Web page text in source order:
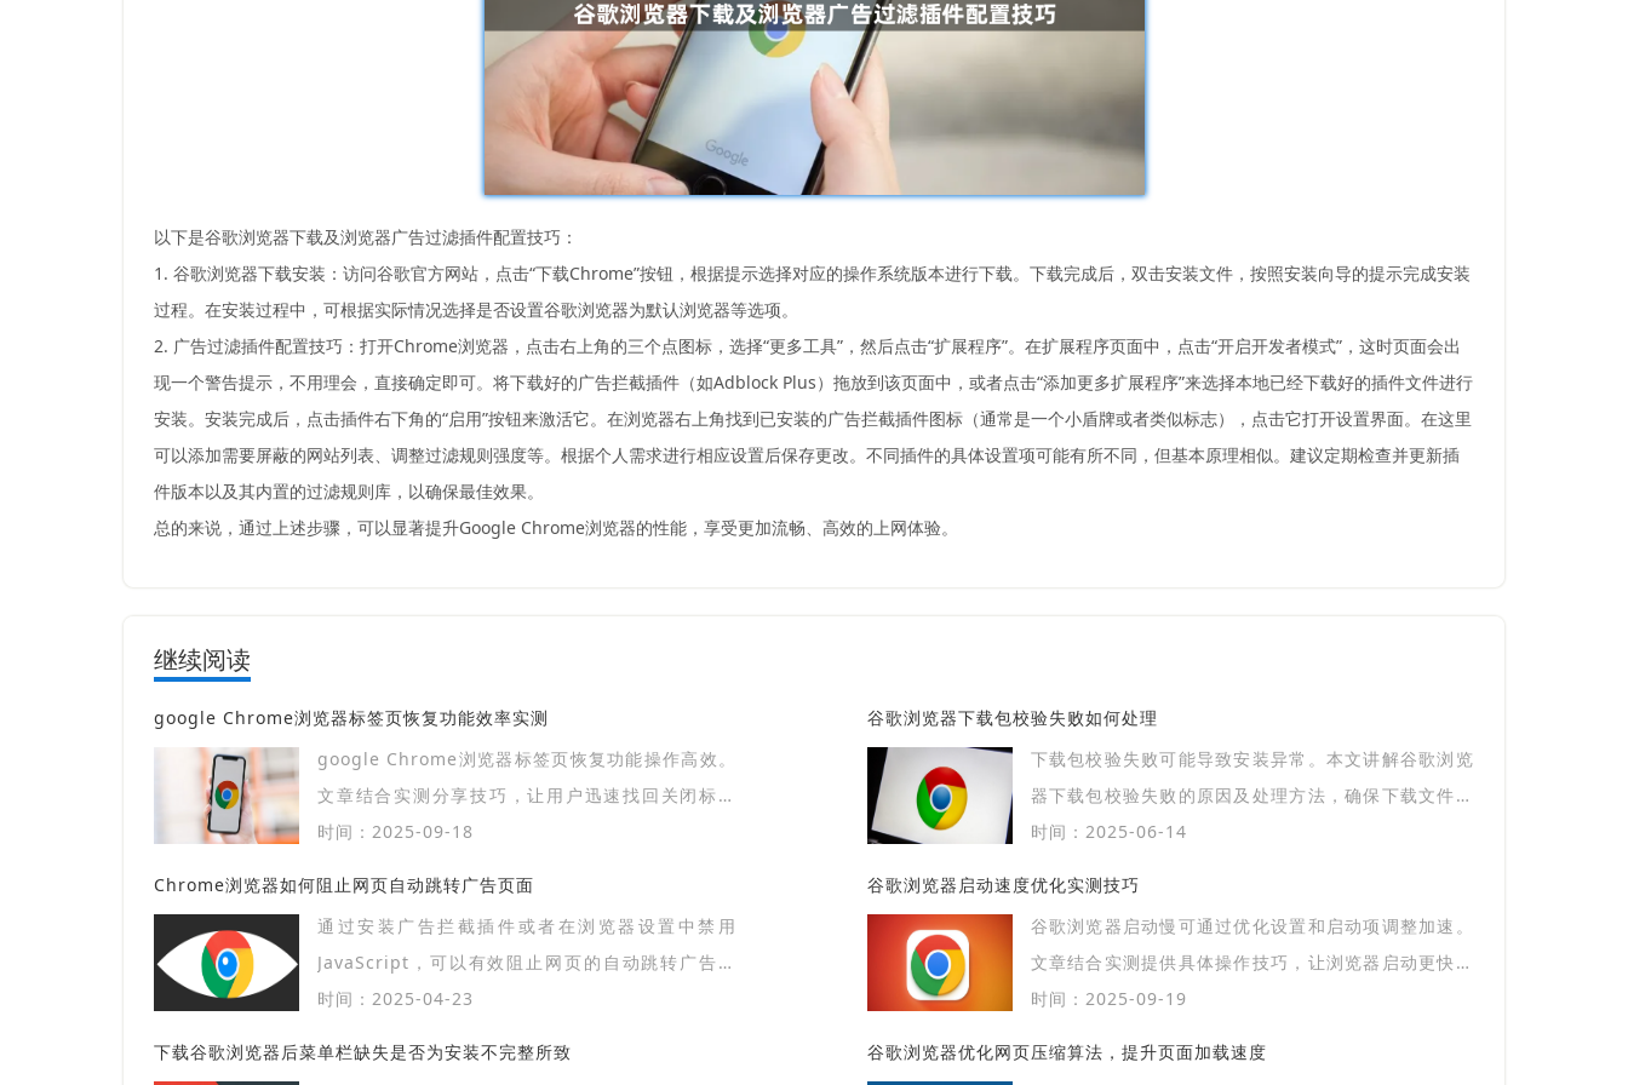
以下是谷歌浏览器下载及浏览器广告过滤插件配置技巧：
1. 谷歌浏览器下载安装：访问谷歌官方网站，点击“下载Chrome”按钮，根据提示选择对应的操作系统版本进行下载。下载完成后，双击安装文件，按照安装向导的提示完成安装
过程。在安装过程中，可根据实际情况选择是否设置谷歌浏览器为默认浏览器等选项。
2. 广告过滤插件配置技巧：打开Chrome浏览器，点击右上角的三个点图标，选择“更多工具”，然后点击“扩展程序”。在扩展程序页面中，点击“开启开发者模式”，这时页面会出
现一个警告提示，不用理会，直接确定即可。将下载好的广告拦截插件（如Adblock Plus）拖放到该页面中，或者点击“添加更多扩展程序”来选择本地已经下载好的插件文件进行
安装。安装完成后，点击插件右下角的“启用”按钮来激活它。在浏览器右上角找到已安装的广告拦截插件图标（通常是一个小盾牌或者类似标志），点击它打开设置界面。在这里
可以添加需要屏蔽的网站列表、调整过滤规则强度等。根据个人需求进行相应设置后保存更改。不同插件的具体设置项可能有所不同，但基本原理相似。建议定期检查并更新插
件版本以及其内置的过滤规则库，以确保最佳效果。
总的来说，通过上述步骤，可以显著提升Google Chrome浏览器的性能，享受更加流畅、高效的上网体验。
继续阅读
google Chrome浏览器标签页恢复功能效率实测
google Chrome浏览器标签页恢复功能操作高效。
文章结合实测分享技巧，让用户迅速找回关闭标签
页，提高使用效率。
时间：2025-09-18
谷歌浏览器下载包校验失败如何处理
下载包校验失败可能导致安装异常。本文讲解谷歌浏览
器下载包校验失败的原因及处理方法，确保下载文件安
全完整。
时间：2025-06-14
Chrome浏览器如何阻止网页自动跳转广告页面
通过安装广告拦截插件或者在浏览器设置中禁用
JavaScript，可以有效阻止网页的自动跳转广告页
面，提升浏览体验。
时间：2025-04-23
谷歌浏览器启动速度优化实测技巧
谷歌浏览器启动慢可通过优化设置和启动项调整加速。
文章结合实测提供具体操作技巧，让浏览器启动更快速
高效。
时间：2025-09-19
下载谷歌浏览器后菜单栏缺失是否为安装不完整所致
谷歌浏览器优化网页压缩算法，提升页面加载速度